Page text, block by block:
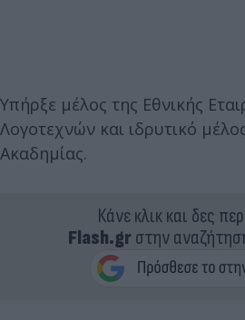
Υπήρξε μέλος της Εθνικής
Λογοτεχνών και ιδρυτικό
Ακαδημίας.
Κάνε κλικ και δες
Flash.grστην